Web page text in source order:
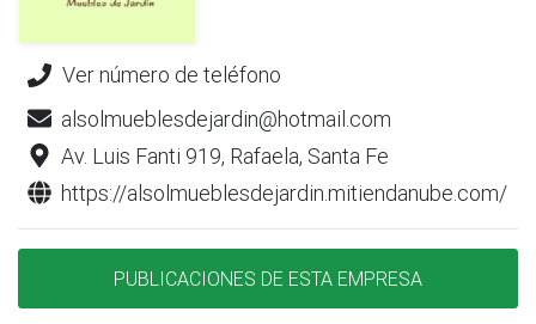
Ver número de teléfono
alsolmueblesdejardin@hotmail.com
Av. Luis Fanti 919, Rafaela, Santa Fe
https://alsolmueblesdejardin.mitiendanube.com/
PUBLICACIONES DE ESTA EMPRESA